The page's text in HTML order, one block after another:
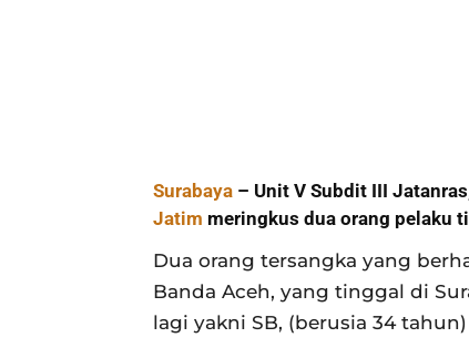
Surabaya – Unit V Subdit III
Jatim meringkus dua orang pelaku
Dua orang tersangka yang
Banda Aceh, yang tinggal di
lagi yakni SB, (berusia 34